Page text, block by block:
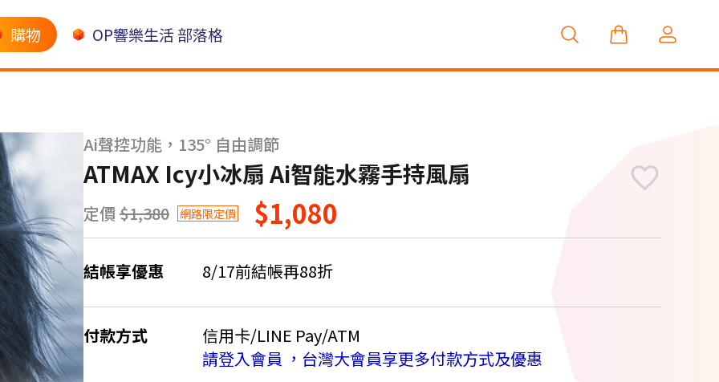
購物 OP響樂生活 部落格
Ai聲控功能，135° 自由調節
ATMAX Icy小冰扇 Ai智能水霧手持風扇
定價 $1,380 網路限定價 $1,080
結帳享優惠 8/17前結帳再88折
付款方式
信用卡/LINE Pay/ATM
請登入會員 ，台灣大會員享更多付款方式及優惠